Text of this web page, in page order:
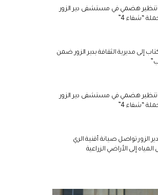
تنظير هضمي في مستشفى دير الزور
“شفاء 4”
كتاب إلى مديرية الثقافة بدير الزور ضمن
تنظير هضمي في مستشفى دير الزور
“شفاء 4”
الزور تواصل صيانة أقنية الري
إلى الأراضي الزراعية